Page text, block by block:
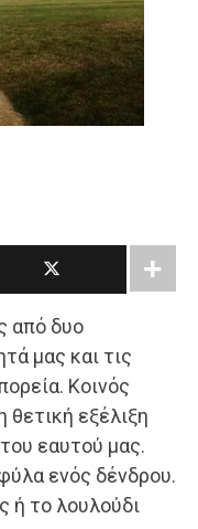
από δυο
μας και τις
Κοινός
θετική εξέλιξη
εαυτού μας.
ενός δένδρου.
ή το λουλούδι